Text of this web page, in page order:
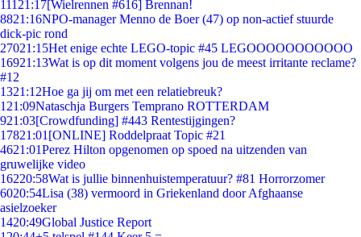
111 21:17[Wielrennen #616] Brennan!
8821:16NPO-manager Menno de Boer (47) op non-actief stuurde
dick-pic rond
27021:15Het enige echte LEGO-topic #45 LEGOOOOOOOOOOO
16921:13Wat is op dit moment volgens jou de meest irritante reclame?
#12
1321:12Hoe ga jij om met een relatiebreuk?
1 21:09Nataschja Burgers Temprano ROTTERDAM
921:03[Crowdfunding] #443 Rentestijgingen?
17821:01 [ONLINE] Roddelpraat Topic #21
4621:01Perez Hilton opgenomen op spoed na uitzenden van
gruwelijke video
16220:58Wat is jullie binnenhuistemperatuur? #81 Horrorzomer
6020:54Lisa (38) vermoord in Griekenland door Afghaanse
asielzoeker
1420:49Global Justice Report